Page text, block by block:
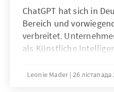
ChatGPT hat sich in
Bereich und
verbreitet.
als Künstliche
hierfür sind nicht nur
Leonie Mader 26 лістапада